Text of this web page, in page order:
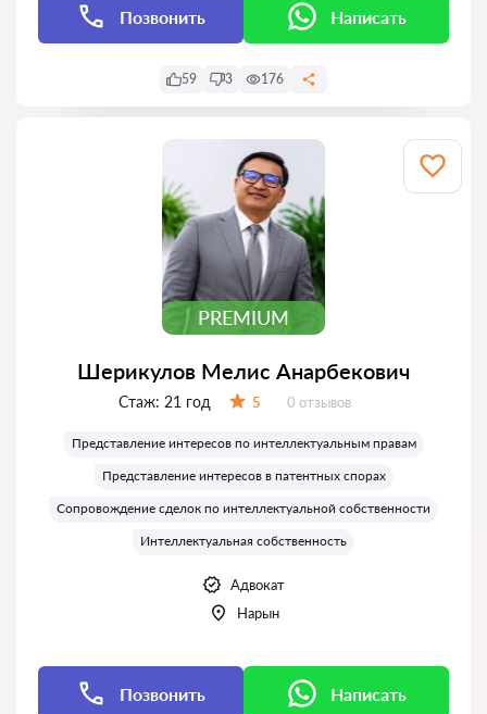
Позвонить Написать
59 3 176
PREMIUM
Шерикулов Мелис Анарбекович
Стаж: 21 год 5 Отзывов:
0 отзывов
Представление интересов по интеллектуальным правам
Представление интересов в патентных спорах
Сопровождение сделок по интеллектуальной собственности
Интеллектуальная собственность
Адвокат
Нарын
Позвонить Написать